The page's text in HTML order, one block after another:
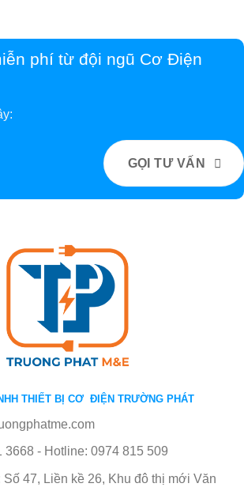
phí từ đội ngũ Cơ Điện
GỌI TƯ VẤN
THIẾT BỊ CƠ ĐIỆN TRƯỜNG PHÁT
3668 - Hotline: 0974 815 509
47, Liền kề 26, Khu đô thị mới Văn